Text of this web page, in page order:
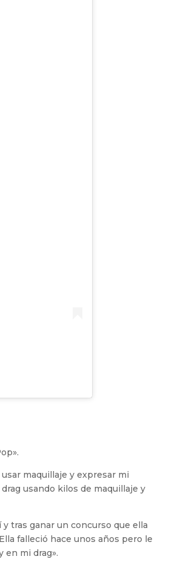
maquillaje y expresar mi
usando kilos de maquillaje y
tras ganar un concurso que ella
falleció hace unos años pero le
en mi drag».